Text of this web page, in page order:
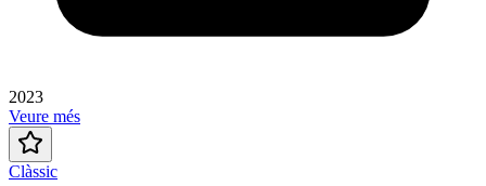
2023
Veure més
Clàssic